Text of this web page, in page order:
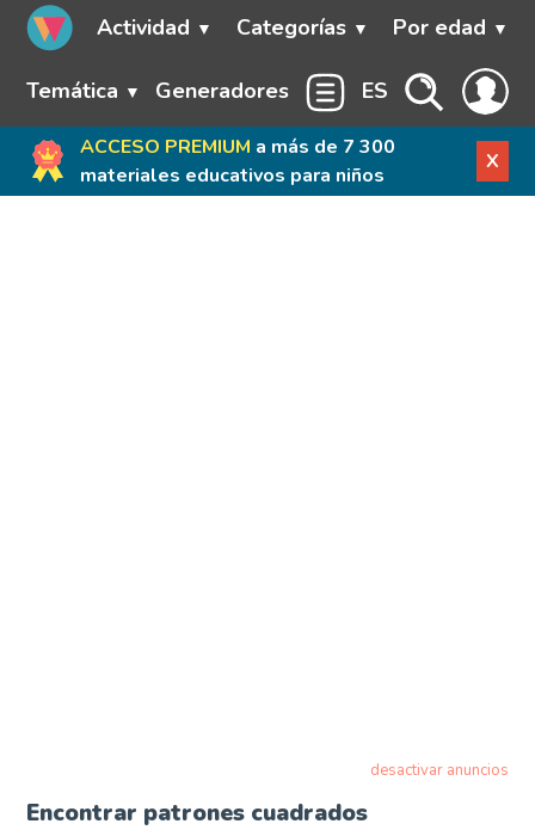
Actividad Categorías Por edad
Temática Generadores ES
ACCESO PREMIUM a más de 7 300
materiales educativos para niños
X
desactivar anuncios
Encontrar patrones cuadrados